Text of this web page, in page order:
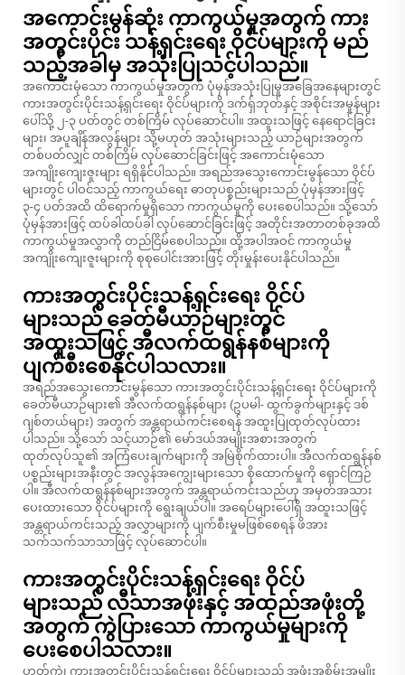
အကောင်းမွန်ဆုံး ကာကွယ်မှုအတွက် ကား
အတွင်းပိုင်း သန့်ရှင်းရေး ဝိုင်ပ်များကို မည်
သည့်အခါမှ အသုံးပြုသင့်ပါသည်။
အကောင်းမုံသော ကာကွယ်မှုအတွက် ပုံမှန်အသုံးပြုမှုအခြေအနေများတွင်
ကားအတွင်းပိုင်းသန့်ရှင်းရေး ဝိုင်ပ်များကို ဒက်ရှ်ဘုတ်နှင့် အစိုင်းအမှုန်များ
ပေါ်သို့ ၂-၃ ပတ်တွင် တစ်ကြိမ် လုပ်ဆောင်ပါ။ အထူးသဖြင့် နေရောင်ခြင်း
များ၊ အပူချိန်အလွန်များ သို့မဟုတ် အသုံးများသည့် ယာဉ်များအတွက်
တစ်ပတ်လျှင် တစ်ကြိမ် လုပ်ဆောင်ခြင်းဖြင့် အကောင်းမုံသော
အကျိုးကျေးဇူးများ ရရှိနိုင်ပါသည်။ အရည်အသွေးကောင်းမွန်သော ဝိုင်ပ်
များတွင် ပါဝင်သည့် ကာကွယ်ရေး ဓာတုပစ္စည်းများသည် ပုံမှန်အားဖြင့်
၃-၄ ပတ်အထိ ထိရောက်မှုရှိသော ကာကွယ်မှုကို ပေးစေပါသည်။ သို့သော်
ပုံမှန်အားဖြင့် ထပ်ခါထပ်ခါ လုပ်ဆောင်ခြင်းဖြင့် အတိုင်းအတာတစ်ခုအထိ
ကာကွယ်မှုအလွှာကို တည်ငြိမ်စေပါသည်။ ထို့အပါအဝင် ကာကွယ်မှု
အကျိုးကျေးဇူးများကို စုစုပေါင်းအားဖြင့် တိုးမှုန်းပေးနိုင်ပါသည်။
ကားအတွင်းပိုင်းသန့်ရှင်းရေး ဝိုင်ပ်
များသည် ခေတ်မီယာဉ်များတွင်
အထူးသဖြင့် အီလက်ထရွန်နစ်များကို
ပျက်စီးစေနိုင်ပါသလား။
အရည်အသွေးကောင်းမွန်သော ကားအတွင်းပိုင်းသန့်ရှင်းရေး ဝိုင်ပ်များကို
ခေတ်မီယာဉ်များ၏ အီလက်ထရွန်နစ်များ (ဥပမါ- ထွက်ခွက်များနှင့် ဒစ်
ဂျစ်တယ်များ) အတွက် အန္တရာယ်ကင်းစေရန် အထူးပြုထုတ်လုပ်ထား
ပါသည်။ သို့သော် သင့်ယာဉ်၏ မော်ဒယ်အမျိုးအစားအတွက်
ထုတ်လုပ်သူ၏ အကြံပေးချက်များကို အမြဲစိုက်ထားပါ။ အီလက်ထရွန်နစ်
ပစ္စည်းများအနီးတွင် အလွန်အကျွေးများသော စိုထောက်မှုကို ရှောင်ကြဉ်
ပါ။ အီလက်ထရွန်နစ်များအတွက် အန္တရာယ်ကင်းသည်ဟု အမှတ်အသား
ပေးထားသော ဝိုင်ပ်များကို ရွေးချယ်ပါ။ အရေပ်များပေါ်ရှိ အထူးသဖြင့်
အန္တရာယ်ကင်းသည့် အလွှာများကို ပျက်စီးမှုမဖြစ်စေရန် ဖိအား
သက်သက်သာသာဖြင့် လုပ်ဆောင်ပါ။
ကားအတွင်းပိုင်းသန့်ရှင်းရေး ဝိုင်ပ်
များသည် လီသာအဖုံးနှင့် အထည်အဖုံးတို့
အတွက် ကွဲပြားသော ကာကွယ်မှုများကို
ပေးစေပါသလား။
ဟုတ်ကဲ့၊ ကားအတွင်းပိုင်းသန့်ရှင်းရေး ဝိုင်ပ်များသည် အဖုံးအစိမ်းအမျိုး